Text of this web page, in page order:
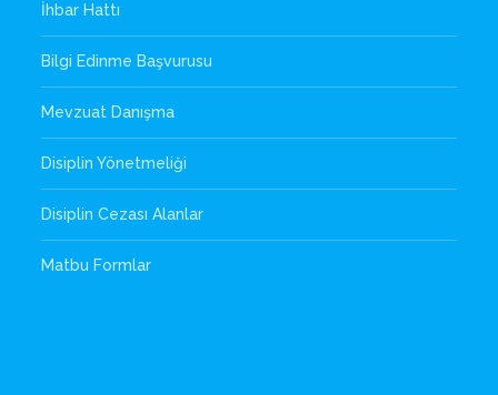
İhbar Hattı
Bilgi Edinme Başvurusu
Mevzuat Danışma
Disiplin Yönetmeliği
Disiplin Cezası Alanlar
Matbu Formlar